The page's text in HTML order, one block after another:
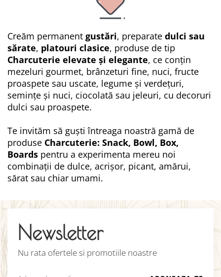
Creăm permanent gustări, preparate dulci sau
sărate, platouri clasice, produse de tip
Charcuterie elevate și elegante, ce conțin
mezeluri gourmet, brânzeturi fine, nuci, fructe
proaspete sau uscate, legume și verdețuri,
semințe și nuci, ciocolată sau jeleuri, cu decoruri
dulci sau proaspete.
Te invităm să guști întreaga noastră gamă de
produse Charcuterie: Snack, Bowl, Box,
Boards pentru a experimenta mereu noi
combinații de dulce, acrișor, picant, amărui,
sărat sau chiar umami.
Newsletter
Nu rata ofertele si promotiile noastre